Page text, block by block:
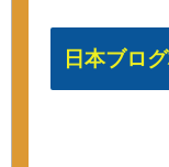
日本ブロ